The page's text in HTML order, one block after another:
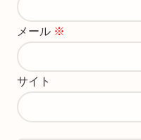
メール ※
サイト